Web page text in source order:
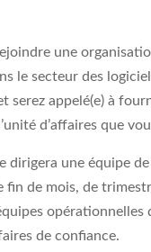
une
le secteur des
serez appelé(e) à
d’affaires que
dirigera une équipe
fin de mois, de
opérationnelles
de confiance.